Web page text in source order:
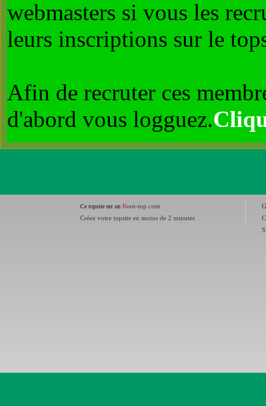
webmasters si vous les
leurs inscriptions sur le
Afin de recruter ces
d'abord vous logguez.
Ce topsite est un Root-top.com
Créez votre topsite en moins de 2 minutes